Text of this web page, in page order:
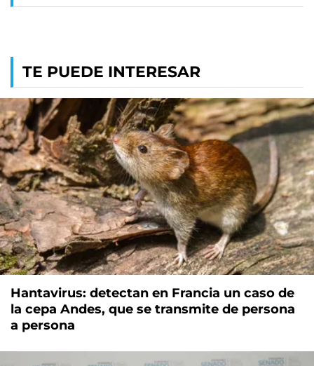
TE PUEDE INTERESAR
Hantavirus: detectan en Francia un caso de
la cepa Andes, que se transmite de persona
a persona